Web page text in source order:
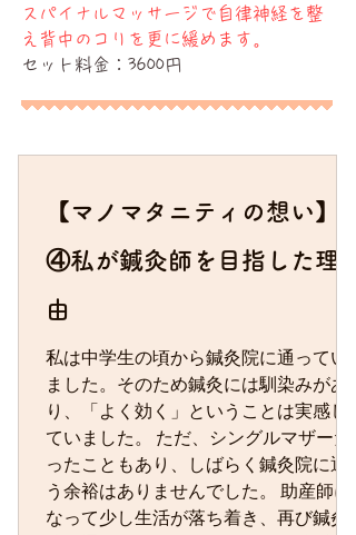
スパイナルマッサージで自律神経を整
え背中のコリを更に緩めます。
​セット料金：3600円
【マノマタニティの想い】
④私が鍼灸師を目指した理
由
私は中学生の頃から鍼灸院に通ってい
ました。そのため鍼灸には馴染みがあ
り、「よく効く」ということは実感し
ていました。 ただ、シングルマザーだ
ったこともあり、しばらく鍼灸院に通
う余裕はありませんでした。 助産師に
なって少し生活が落ち着き、再び鍼灸